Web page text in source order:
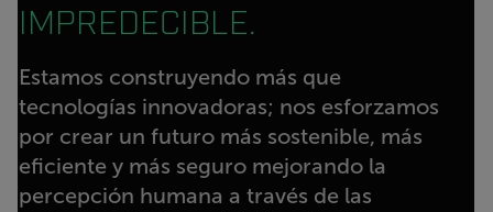
IMPREDECIBLE.
Estamos construyendo más que
tecnologías innovadoras; nos esforzamos
por crear un futuro más sostenible, más
eficiente y más seguro mejorando la
percepción humana a través de las